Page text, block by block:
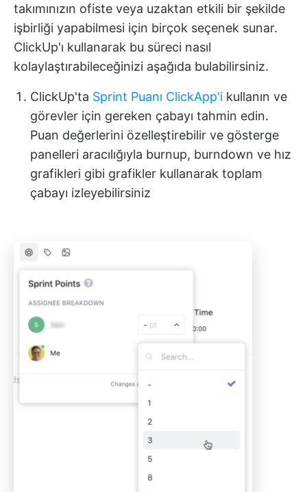
takımınızın ofiste veya uzaktan etkili bir şekilde
işbirliği yapabilmesi için birçok seçenek sunar.
ClickUp'ı kullanarak bu süreci nasıl
kolaylaştırabileceğinizi aşağıda bulabilirsiniz.
ClickUp'ta Sprint Puanı ClickApp'i kullanın ve
görevler için gereken çabayı tahmin edin.
Puan değerlerini özelleştirebilir ve gösterge
panelleri aracılığıyla burnup, burndown ve hız
grafikleri gibi grafikler kullanarak toplam
çabayı izleyebilirsiniz